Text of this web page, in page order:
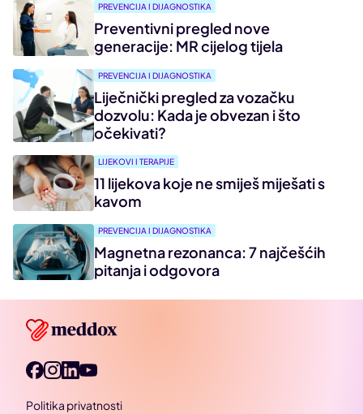
PREVENCIJA I DIJAGNOSTIKA
Preventivni pregled nove
generacije: MR cijelog tijela
PREVENCIJA I DIJAGNOSTIKA
Liječnički pregled za vozačku
dozvolu: Kada je obvezan i što
očekivati?
LIJEKOVI I TERAPIJE
11 lijekova koje ne smiješ miješati s
kavom
PREVENCIJA I DIJAGNOSTIKA
Magnetna rezonanca: 7 najčešćih
pitanja i odgovora
Politika privatnosti